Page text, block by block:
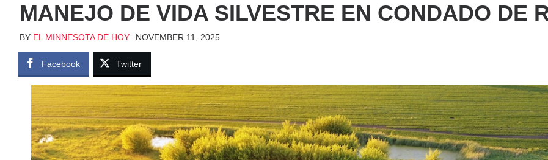
MANEJO DE VIDA SILVESTRE EN CONDADO DE
BY EL MINNESOTA DE HOY NOVEMBER 11, 2025
Facebook Twitter